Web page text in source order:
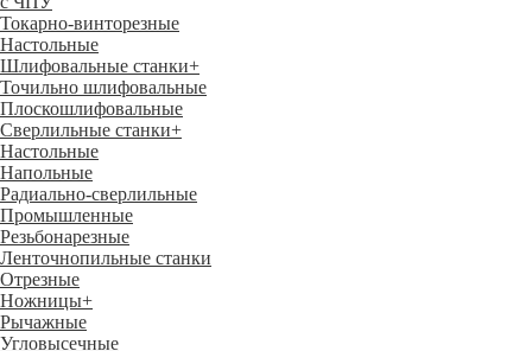
Токарно-винторезные
Настольные
Шлифовальные станки+
Точильно шлифовальные
Плоскошлифовальные
Сверлильные станки+
Настольные
Напольные
Радиально-сверлильные
Промышленные
Резьбонарезные
Ленточнопильные станки
Отрезные
Ножницы+
Рычажные
Угловысечные